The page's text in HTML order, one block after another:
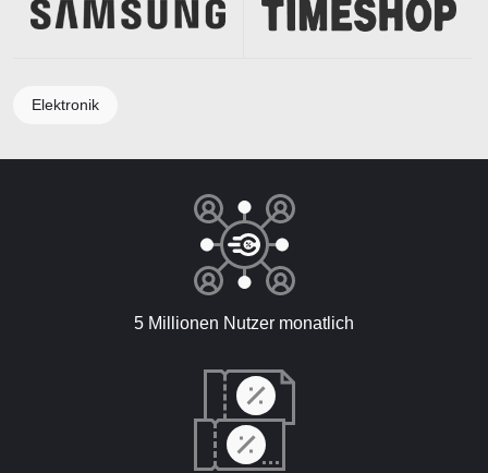
Elektronik
5 Millionen Nutzer monatlich